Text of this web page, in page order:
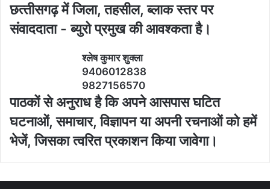
छत्‍तीसगढ़ में जिला, तहसील, ब्‍लाक स्‍तर पर
संवाददाता - ब्‍युरो प्रमुख की आवश्‍कता है।
श्‍लेष कुमार शुक्‍ला
9406012838
9827156570
पाठकों से अनुराध है कि अपने आसपास घटित
घटनाओं, समाचार, विज्ञापन या अपनी रचनाओं को हमें
भेजें, जिसका त्‍वरित प्रकाशन किया जावेगा।